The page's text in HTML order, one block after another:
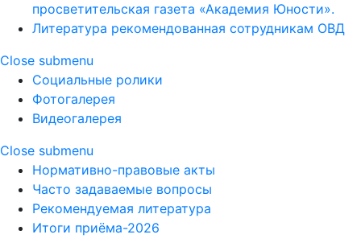
просветительская газета «Академия Юности».
Литература рекомендованная сотрудникам ОВД
Close submenu
Социальные ролики
Фотогалерея
Видеогалерея
Close submenu
Нормативно-правовые акты
Часто задаваемые вопросы
Рекомендуемая литература
Итоги приёма-2026